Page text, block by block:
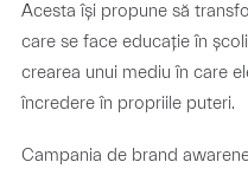
Acesta își propune să
care se face educație în
crearea unui mediu în care
încredere în propriile puteri.
Campania de brand